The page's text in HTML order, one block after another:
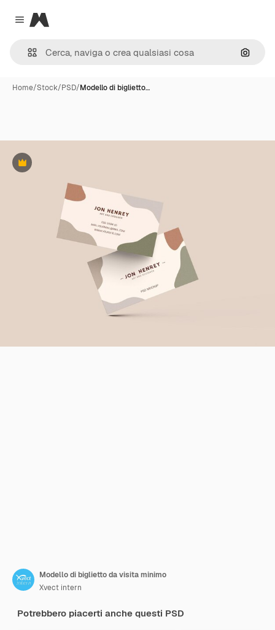
Close menu
Magnific
Cerca
Home/Stock/PSD/Modello di biglietto…
Premium
Modello di biglietto da visita minimo
Xvect intern
Potrebbero piacerti anche questi PSD